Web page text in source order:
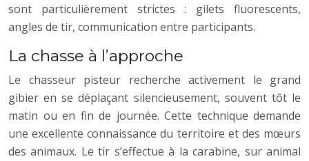
sont particulièrement strictes : gilets fluorescents,
angles de tir, communication entre participants.
La chasse à l’approche
Le chasseur pisteur recherche activement le grand
gibier en se déplaçant silencieusement, souvent tôt le
matin ou en fin de journée. Cette technique demande
une excellente connaissance du territoire et des mœurs
des animaux. Le tir s’effectue à la carabine, sur animal